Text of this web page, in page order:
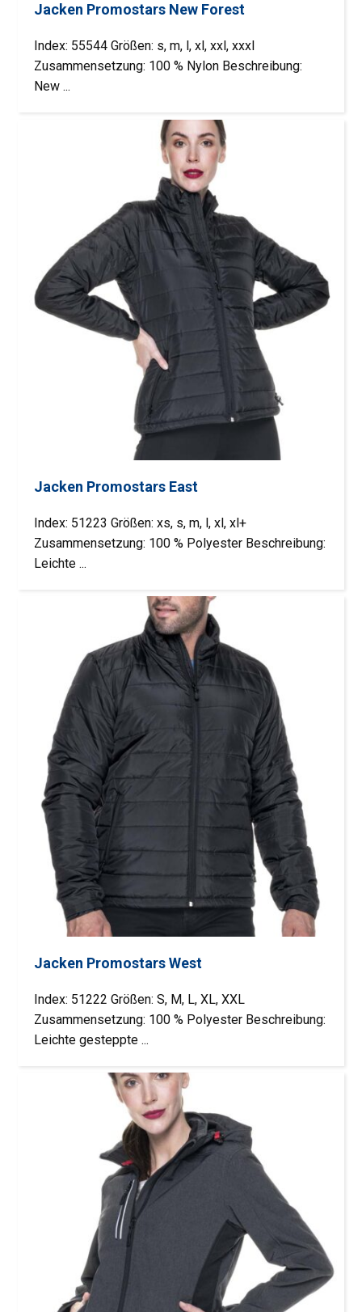
Jacken Promostars New Forest
Index: 55544 Größen: s, m, l, xl, xxl, xxxl
Zusammensetzung: 100 % Nylon Beschreibung:
New ...
Jacken Promostars East
Index: 51223 Größen: xs, s, m, l, xl, xl+
Zusammensetzung: 100 % Polyester Beschreibung:
Leichte ...
Jacken Promostars West
Index: 51222 Größen: S, M, L, XL, XXL
Zusammensetzung: 100 % Polyester Beschreibung:
Leichte gesteppte ...